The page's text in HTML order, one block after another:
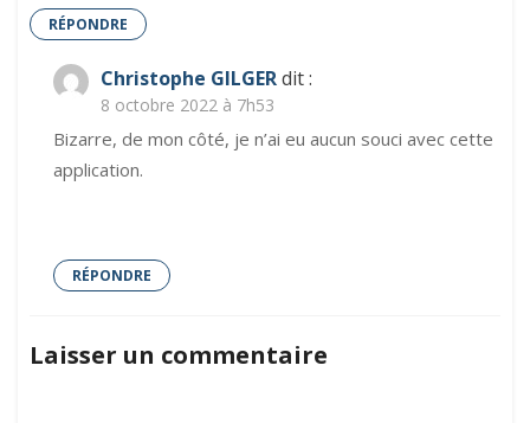
RÉPONDRE
Christophe GILGERdit :
8 octobre 2022 à 7h53
Bizarre, de mon côté, je n’ai eu aucun souci avec cette
application.
RÉPONDRE
Laisser un commentaire